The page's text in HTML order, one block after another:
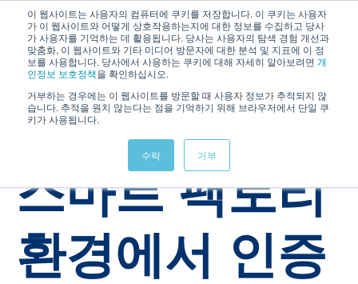
이 웹사이트는 사용자의 컴퓨터에 쿠키를 저장합니다. 이 쿠키는 사용자
가 이 웹사이트와 어떻게 상호작용하는지에 대한 정보를 수집하고 당사
가 사용자를 기억하는 데 활용됩니다. 당사는 사용자의 탐색 경험 개선과
맞춤화, 이 웹사이트와 기타 미디어 방문자에 대한 분석 및 지표에 이 정
보를 사용합니다. 당사에서 사용하는 쿠키에 대해 자세히 알아보려면 개
인정보 보호정책을 확인하십시오.
거부하는 경우에는 이 웹사이트를 방문할 때 사용자 정보가 추적되지 않
습니다. 추적을 원치 않는다는 점을 기억하기 위해 브라우저에서 단일 쿠
키가 사용됩니다.
수락 거부
IAM PLC SSenStone
스마트 팩토리
환경에서 인증